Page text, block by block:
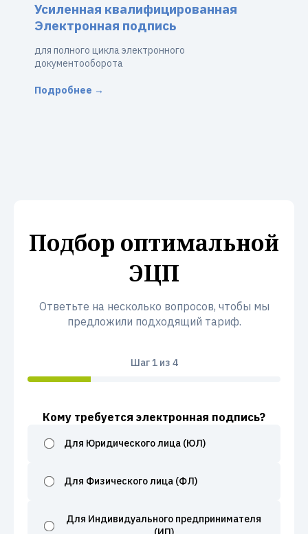
Усиленная квалифицированная
Электронная подпись
для полного цикла электронного
документооборота
Подробнее →
Подбор оптимальной
ЭЦП
Ответьте на несколько вопросов, чтобы мы
предложили подходящий тариф.
Шаг1из 4
Кому требуется электронная подпись?
Для Юридического лица (ЮЛ)
Для Физического лица (ФЛ)
Для Индивидуального предпринимателя